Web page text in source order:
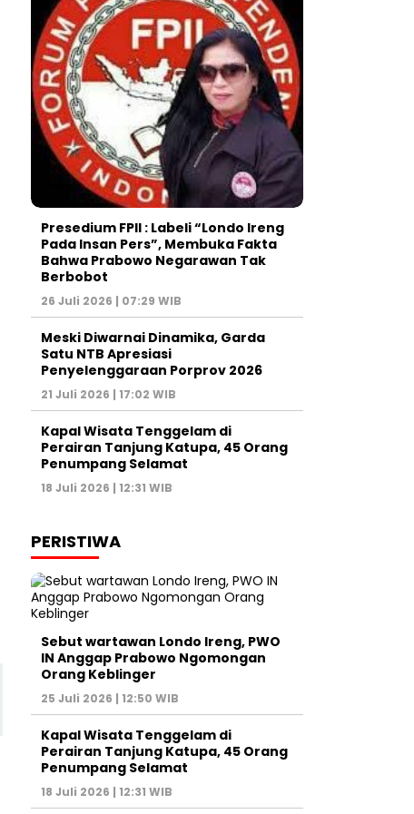
Presedium FPII : Labeli “Londo Ireng
Pada Insan Pers”, Membuka Fakta
Bahwa Prabowo Negarawan Tak
Berbobot
26 Juli 2026 | 07:29 WIB
Meski Diwarnai Dinamika, Garda
Satu NTB Apresiasi
Penyelenggaraan Porprov 2026 ‎
21 Juli 2026 | 17:02 WIB
Kapal Wisata Tenggelam di
Perairan Tanjung Katupa, 45 Orang
Penumpang Selamat
18 Juli 2026 | 12:31 WIB
PERISTIWA
Sebut wartawan Londo Ireng, PWO
IN Anggap Prabowo Ngomongan
Orang Keblinger
25 Juli 2026 | 12:50 WIB
Kapal Wisata Tenggelam di
Perairan Tanjung Katupa, 45 Orang
Penumpang Selamat
18 Juli 2026 | 12:31 WIB